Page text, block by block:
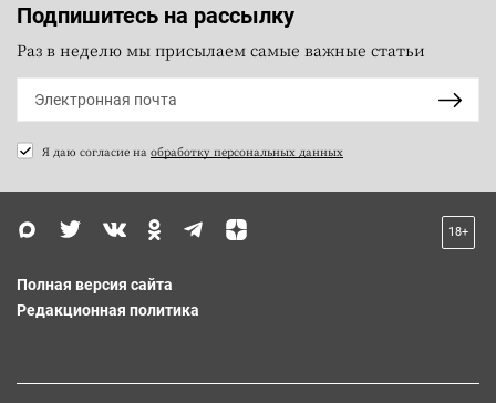
Подпишитесь на рассылку
Раз в неделю мы присылаем самые важные статьи
Я даю согласие на обработку персональных данных
18+
Полная версия сайта
Редакционная политика